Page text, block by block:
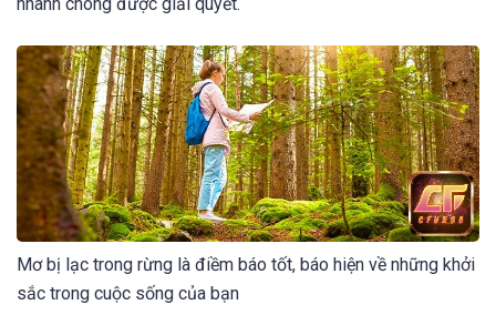
nhanh chóng được giải quyết.
Mơ bị lạc trong rừng là điềm báo tốt, báo hiện về những khởi
sắc trong cuộc sống của bạn